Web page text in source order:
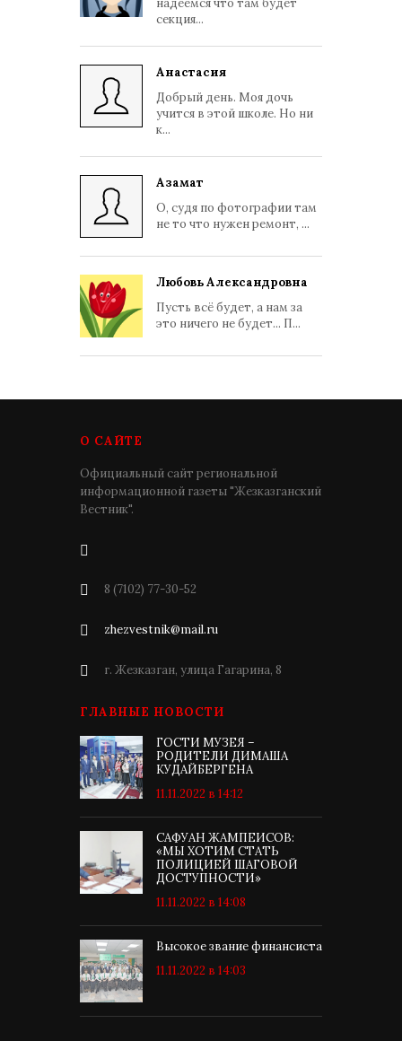
надеемся что там будет
секция...
Анастасия
Добрый день. Моя дочь
учится в этой школе. Но ни
к...
Азамат
О, судя по фотографии там
не то что нужен ремонт, ...
Любовь Александровна
Пусть всё будет, а нам за
это ничего не будет... П...
О САЙТЕ
Официальный сайт региональной
информационной газеты "Жезказганский
Вестник".
8 (7102) 77-30-52
zhezvestnik@mail.ru
г. Жезказган, улица Гагарина, 8
ГЛАВНЫЕ НОВОСТИ
ГОСТИ МУЗЕЯ –
РОДИТЕЛИ ДИМАША
КУДАЙБЕРГЕНА
11.11.2022 в 14:12
САФУАН ЖАМПЕИСОВ:
«МЫ ХОТИМ СТАТЬ
ПОЛИЦИЕЙ ШАГОВОЙ
ДОСТУПНОСТИ»
11.11.2022 в 14:08
Высокое звание финансиста
11.11.2022 в 14:03